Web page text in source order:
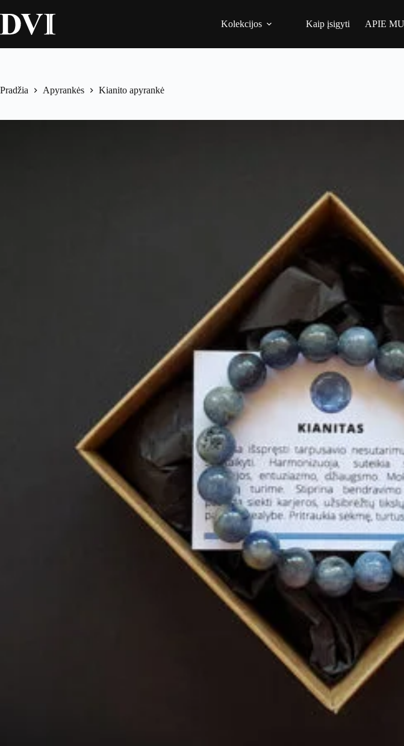
Kolekcijos Kaip įsigyti APIE
Pradžia Apyrankės Kianito apyrankė